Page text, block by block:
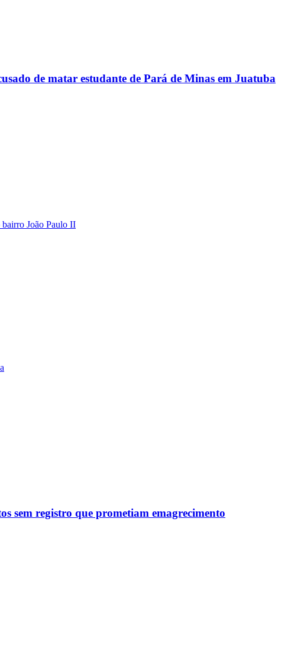
de matar estudante de Pará de Minas em Juatuba
João Paulo II
sem registro que prometiam emagrecimento